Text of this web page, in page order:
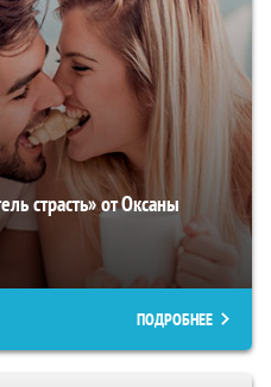
страсть» от Оксаны
ПОДРОБНЕЕ